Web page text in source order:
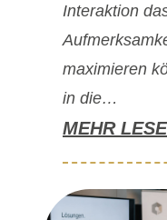
Interaktion
maximieren
in die…
MEHR